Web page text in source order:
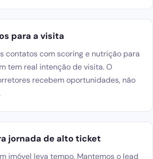
para a visita
contatos com scoring e nutrição para
tem real intenção de visita. O
recebem oportunidades, não
jornada de alto ticket
imóvel leva tempo. Mantemos o lead